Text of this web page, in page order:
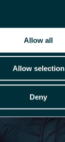
Allow all
Allow selection
Deny